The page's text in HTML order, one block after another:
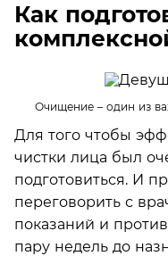
Как
Очищение – один из
Для того чтобы
чистки лица был
подготовиться. И
переговорить с
показаний и
пару недель до